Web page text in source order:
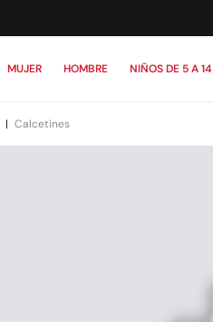
MUJER HOMBRE NIÑOS DE 5 A 14
| Calcetines